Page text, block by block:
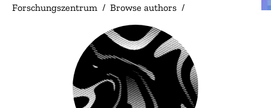
Machen Sie mit
Magazin
Forschungszentrum / Browse authors /